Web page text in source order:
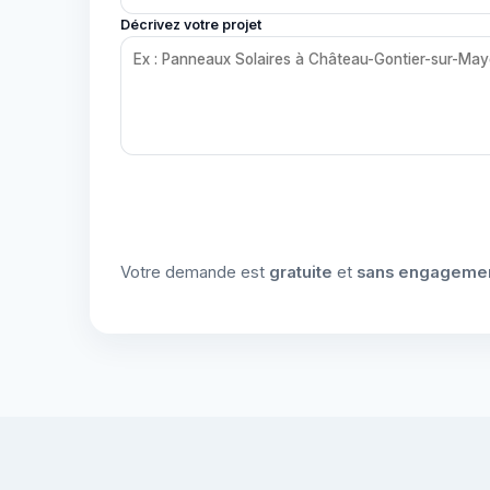
Décrivez votre projet
Votre demande est gratuite et sans